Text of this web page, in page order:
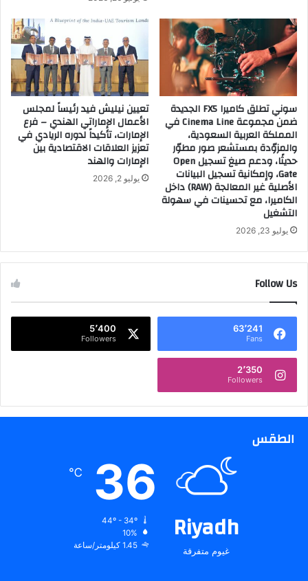
سوني تطلق كاميرا FX5 الجديدة
ضمن مجموعة Cinema Line في
المملكة العربية السعودية،
والمزوّدة بمستشعر صور مطوّر
حديثًا، ودعم صيغ تسجيل Open
Gate، وإمكانية تسجيل البيانات
الأصلية غير المعالجة (RAW) داخل
الكاميرا، مع تحسينات في سهولة
التشغيل
يوليو 23, 2026
تعيين نيليش فيد رئيساً لمجلس
الأعمال الإماراتي الهندي – فرع
الإمارات، تأكيداً لدوره الريادي في
تعزيز العلاقات الاقتصادية بين
الإمارات والهند
يوليو 2, 2026
Follow Us
63٬241
Fans
5٬400
Followers
2٬350
Followers
الطقس
Riyadh
غيوم متفرقة
36
℃
10%
1.45 كيلومتر/ساعة